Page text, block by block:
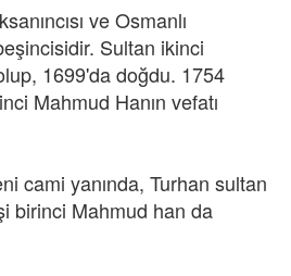
ve Osmanlı
Sultan ikinci
1699'da doğdu. 1754
Mahmud Hanın vefatı
cami yanında, Turhan sultan
birinci Mahmud han da